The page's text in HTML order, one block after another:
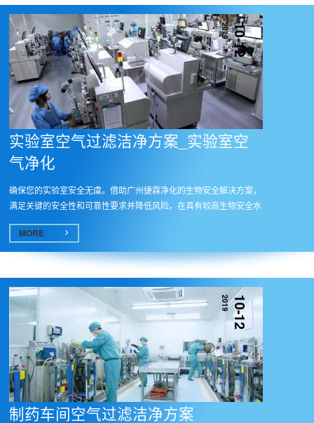
10-12
2019
实验室空气过滤洁净方案_实验室空
气净化
确保您的实验室安全无虞。借助广州捷霖净化的生物安全解决方案，
满足关键的安全性和可靠性要求并降低风险。在具有较高生物安全水
平的...
MORE
10-12
2019
制药车间空气过滤洁净方案